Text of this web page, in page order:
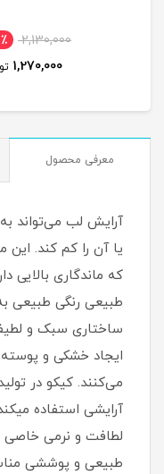
2,130,000
1,270,000
معرفی محصول
آرایش لب‌ می‌تواند
یا آن را کم کند.
که ماندگاری بالایی
طبیعی رنگی طبیعی
ساختاری سبک و
ایجاد خشکی و
می‌کنند. کیکو در
آرایشی استفاده
لطافت و نرمی خاصی
طبیعی و پوششی